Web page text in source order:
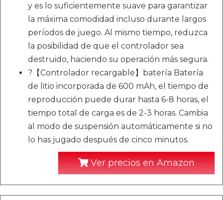
y es lo suficientemente suave para garantizar
la máxima comodidad incluso durante largos
períodos de juego. Al mismo tiempo, reduzca
la posibilidad de que el controlador sea
destruido, haciendo su operación más segura.
?【Controlador recargable】batería Batería
de litio incorporada de 600 mAh, el tiempo de
reproducción puede durar hasta 6-8 horas, el
tiempo total de carga es de 2-3 horas. Cambia
al modo de suspensión automáticamente si no
lo has jugado después de cinco minutos.
Ver precios en Amazon